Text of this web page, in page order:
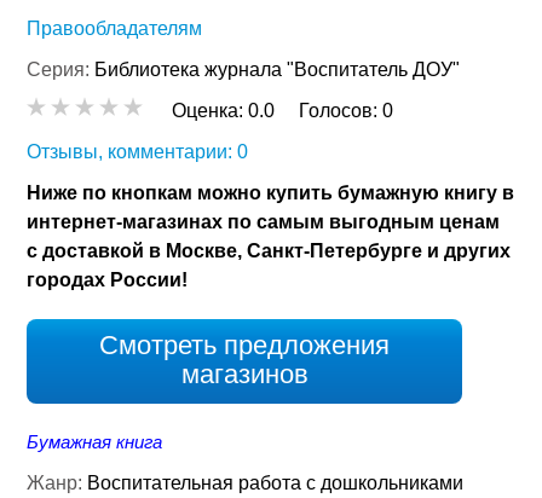
Правообладателям
Серия: Библиотека журнала "Воспитатель ДОУ"
Оценка:0.0 Голосов:0
Отзывы, комментарии: 0
Ниже по кнопкам можно купить бумажную книгу в
интернет-магазинах по самым выгодным ценам
с доставкой в Москве, Санкт-Петербурге и других
городах России!
Смотреть предложения
магазинов
Бумажная книга
Жанр: Воспитательная работа с дошкольниками